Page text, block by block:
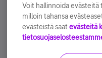
Voit hallinnoida evästeitä
milloin tahansa
evästeistä saat evästeitä